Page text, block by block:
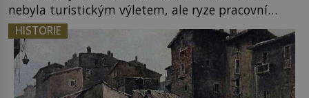
nebyla turistickým výletem, ale ryze pracovní
cestou se zištnými úmysly. Jaký cíl Casanova
sledoval, když se například procházel uličkami
lotyšské Rigy? Casanova v Pobaltí kontaktoval
tamní zednářské lóže. Nebyl v této oblasti žádným
nováčkem, protože do zednářské […]
HISTORIE